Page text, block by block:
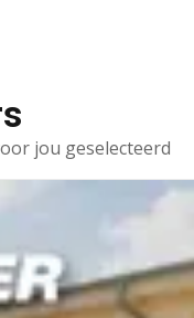
jou geselecteerd